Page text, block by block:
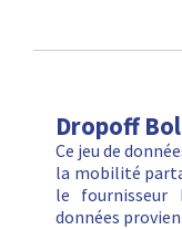
Dropoff
Ce jeu de
la mobilité
le fournisseur
données